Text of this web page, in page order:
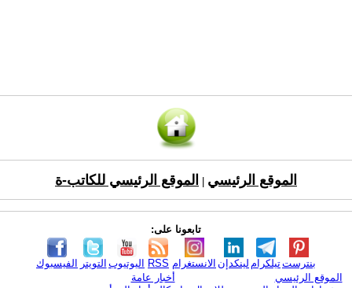
الموقع الرئيسي الموقع الرئيسي للكاتب-ة
تابعونا على:
الفيسبوك التويتر اليوتيوب RSS الانستغرام لينكدإن تيلكرامبنترست
الموقع الرئيسي
أخبار عامة